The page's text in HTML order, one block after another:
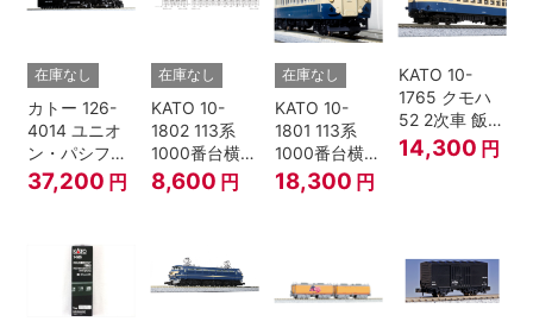
在庫なし
カトー 126-
4014 ユニオ
ン・パシフィ
ック鉄道 ビッ
グボーイ＃
37,200 円
在庫なし
KATO 10-
1802 113系
1000番台横須
賀・総武快速
線 増結4両セ
8,600 円
在庫なし
KATO 10-
1801 113系
1000番台横須
賀・総武快速
線 基本7両セ
18,300 円
KATO 10-
1765 クモハ
52 2次車 飯田
線 4両セット
Nゲージ
14,300 円